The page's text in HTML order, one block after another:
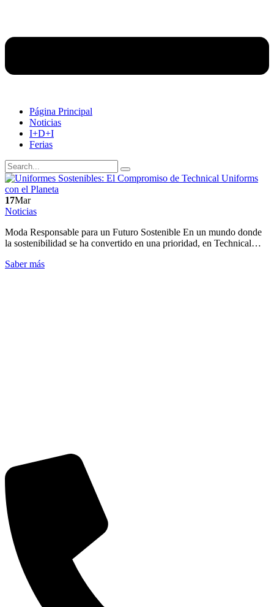
Página Principal
Noticias
I+D+I
Ferias
17Mar
Noticias
Moda Responsable para un Futuro Sostenible En un mundo donde
la sostenibilidad se ha convertido en una prioridad, en Technical…
Saber más